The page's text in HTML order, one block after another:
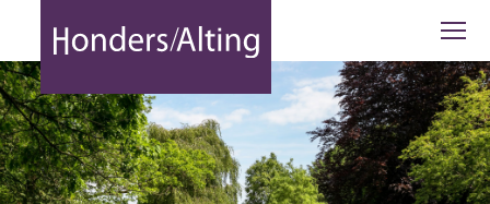
Berg 15 - Honders Alting